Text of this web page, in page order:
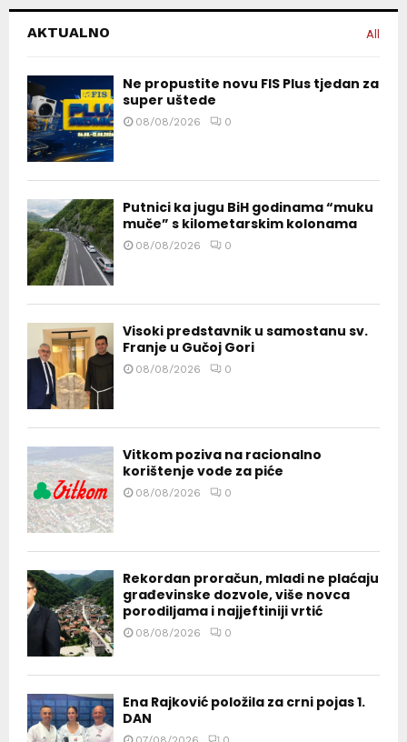
AKTUALNO All
Ne propustite novu FIS Plus tjedan za
super uštede
08/08/2026 0
Putnici ka jugu BiH godinama “muku
muče” s kilometarskim kolonama
08/08/2026 0
Visoki predstavnik u samostanu sv.
Franje u Gučoj Gori
08/08/2026 0
Vitkom poziva na racionalno
korištenje vode za piće
08/08/2026 0
Rekordan proračun, mladi ne plaćaju
građevinske dozvole, više novca
porodiljama i najjeftiniji vrtić
08/08/2026 0
Ena Rajković položila za crni pojas 1.
DAN